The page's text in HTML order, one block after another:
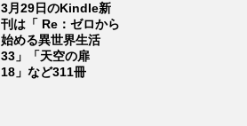
3月29日のKindle新
刊は「 Re：ゼロから
始める異世界生活
33」「天空の扉
18」など311冊